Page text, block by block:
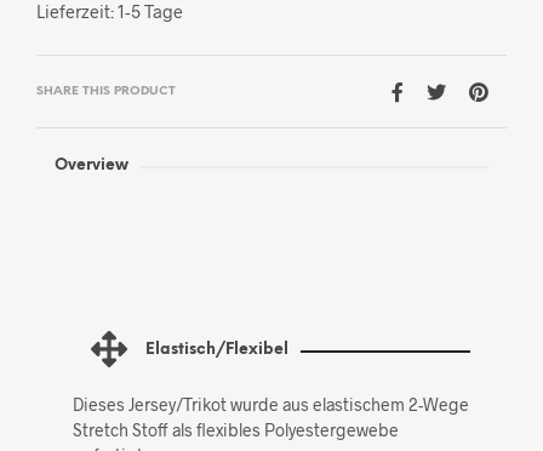
Lieferzeit:1-5 Tage
SHARE THIS PRODUCT
Overview
Elastisch/Flexibel
Dieses Jersey/Trikot wurde aus elastischem 2-Wege
Stretch Stoff als flexibles Polyestergewebe